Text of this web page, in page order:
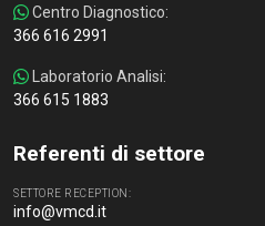
Centro Diagnostico:
366 616 2991
Laboratorio Analisi:
366 615 1883
Referenti di settore
SETTORE RECEPTION:
info@vmcd.it